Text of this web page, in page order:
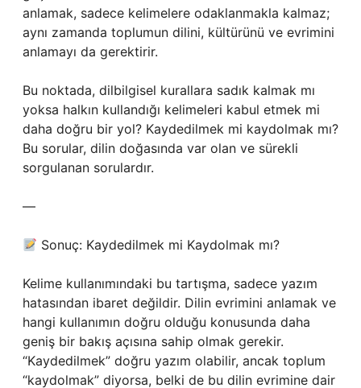
anlamak, sadece kelimelere odaklanmakla kalmaz;
aynı zamanda toplumun dilini, kültürünü ve evrimini
anlamayı da gerektirir.
Bu noktada, dilbilgisel kurallara sadık kalmak mı
yoksa halkın kullandığı kelimeleri kabul etmek mi
daha doğru bir yol? Kaydedilmek mi kaydolmak mı?
Bu sorular, dilin doğasında var olan ve sürekli
sorgulanan sorulardır.
—
Sonuç: Kaydedilmek mi Kaydolmak mı?
Kelime kullanımındaki bu tartışma, sadece yazım
hatasından ibaret değildir. Dilin evrimini anlamak ve
hangi kullanımın doğru olduğu konusunda daha
geniş bir bakış açısına sahip olmak gerekir.
“Kaydedilmek” doğru yazım olabilir, ancak toplum
“kaydolmak” diyorsa, belki de bu dilin evrimine dair